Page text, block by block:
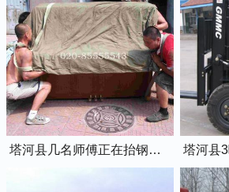
塔河县几名师傅正在抬钢琴上楼